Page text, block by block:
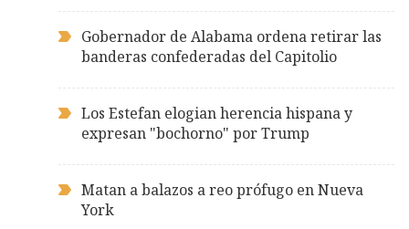
Gobernador de Alabama ordena retirar las
banderas confederadas del Capitolio
Los Estefan elogian herencia hispana y
expresan "bochorno" por Trump
Matan a balazos a reo prófugo en Nueva
York